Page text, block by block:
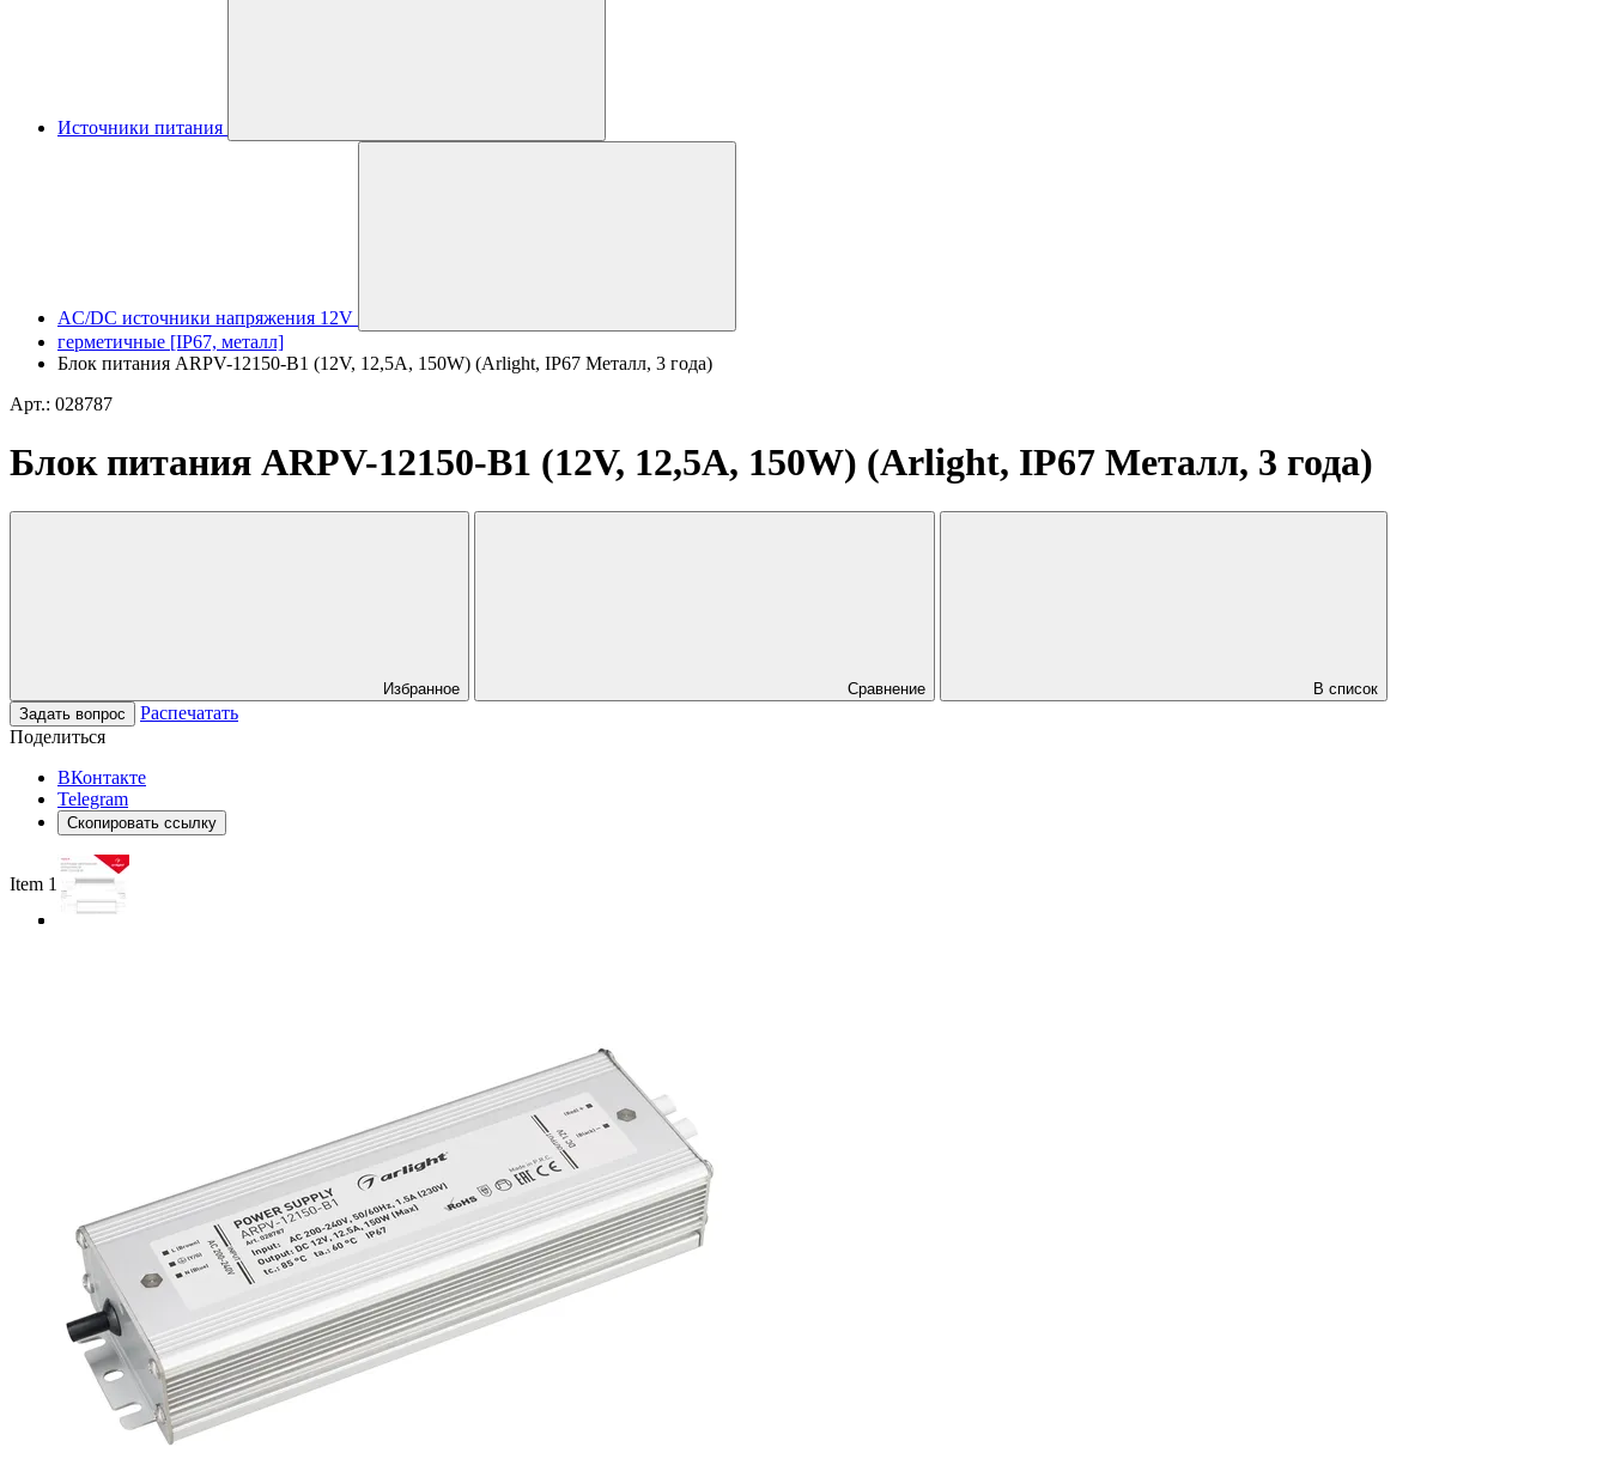
Источники питания
AC/DC источники напряжения 12V
герметичные [IP67, металл]
Блок питания ARPV-12150-B1 (12V, 12,5A, 150W) (Arlight, IP67 Металл, 3 года)
Арт.: 028787
Блок питания ARPV-12150-B1 (12V, 12,5A, 150W) (Arlight, IP67 Металл, 3 года)
Избранное Сравнение
В список
Задать вопрос
Распечатать
Поделиться
ВКонтакте
Telegram
Скопировать ссылку
Item 1 of 3